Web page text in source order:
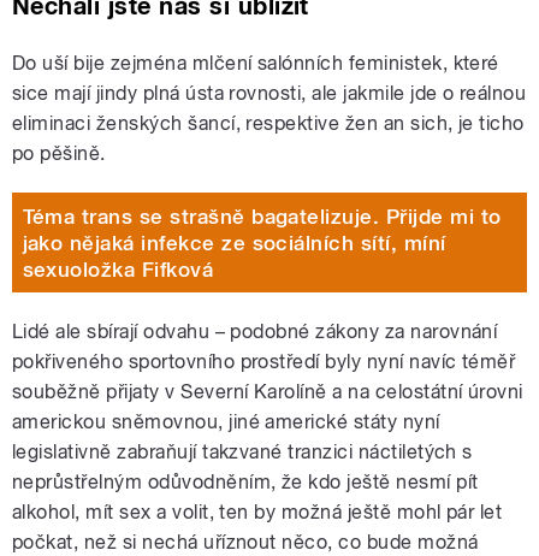
Nechali jste nás si ublížit
Do uší bije zejména mlčení salónních feministek, které
sice mají jindy plná ústa rovnosti, ale jakmile jde o reálnou
eliminaci ženských šancí, respektive žen an sich, je ticho
po pěšině.
Téma trans se strašně bagatelizuje. Přijde mi to
jako nějaká infekce ze sociálních sítí, míní
sexuoložka Fifková
Lidé ale sbírají odvahu – podobné zákony za narovnání
pokřiveného sportovního prostředí byly nyní navíc téměř
souběžně přijaty v Severní Karolíně a na celostátní úrovni
americkou sněmovnou, jiné americké státy nyní
legislativně zabraňují takzvané tranzici náctiletých s
neprůstřelným odůvodněním, že kdo ještě nesmí pít
alkohol, mít sex a volit, ten by možná ještě mohl pár let
počkat, než si nechá uříznout něco, co bude možná